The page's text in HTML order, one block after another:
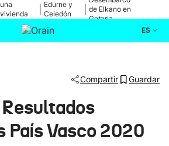
una
vivienda
de Bilbao
Edurne y
Celedón
de Elkano en
Getaria
ES
Cultura
Compartir Guardar
País Vasco 2020